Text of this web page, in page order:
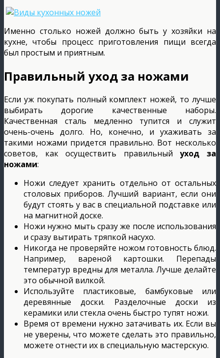
Именно столько ножей должно быть у хозяйки на
кухне, чтобы процесс приготовления пищи всегда
был простым и приятным.
Правильный уход за ножами
Если уж покупать полный комплект ножей, то лучше
выбирать дорогие качественные наборы.
Качественная сталь медленно тупится и служит
очень-очень долго. Но, конечно, и ухаживать за
такими ножами придется правильно. Вот несколько
советов, как осуществить правильныйуход за
ножами:
Ножи следует хранить отдельно от остальных
столовых приборов. Лучший вариант, если они
будут стоять у вас в специальной подставке или
на магнитной доске.
Ножи нужно мыть сразу же после использования
и сразу вытирать тряпкой насухо.
Никогда не проверяйте ножом готовность блюд.
Например, вареной картошки. Перепады
температур вредны для металла. Лучше делайте
это обычной вилкой.
Используйте пластиковые, бамбуковые или
деревянные доски. Разделочные доски из
керамики или стекла очень быстро тупят ножи.
Время от времени нужно затачивать их. Если вы
не уверены, что можете сделать это правильно,
можете отнести их в специальную мастерскую.